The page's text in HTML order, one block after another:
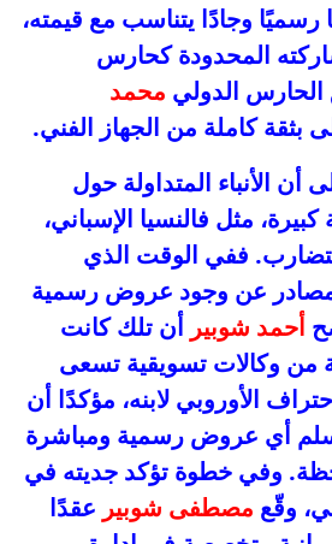
وجادًا يتناسب مع قيمته،
المحدودة كحارس
الدولي محمد
بثقة كاملة من الجهاز الفني.
أن الأنباء المتداولة حول
كبيرة، مثل فالنسيا الإسباني،
ففي الوقت الذي
عن وجود عروض رسمية
أحمد شوبير أن تلك كانت
من وكالات تسويقية تسعى
الأوروبي لابنه، مؤكدًا أن
أي عروض رسمية ومباشرة
وفي خطوة تؤكد جديته في
وقّع مصطفى شوبير عقدًا